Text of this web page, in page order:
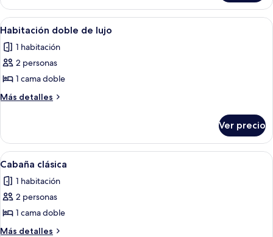
familiar
Abrir
todas
las
fotos
de
Habitación
lujo
Un dormitorio con una cama
4
Habitación doble de lujo
1 habitación
2 personas
1 cama doble
Más detalles
Más
doble
de
lujo
Ver precio
Abrir
todas
las
fotos
de
Cabaña
Un dormitorio con una cama
2
Cabaña clásica
1 habitación
2 personas
1 cama doble
Más detalles
Más